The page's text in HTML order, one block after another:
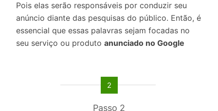
Pois elas serão responsáveis por conduzir seu
anúncio diante das pesquisas do público. Então, é
essencial que essas palavras sejam focadas no
seu serviço ou produto anunciado no Google
2
Passo 2